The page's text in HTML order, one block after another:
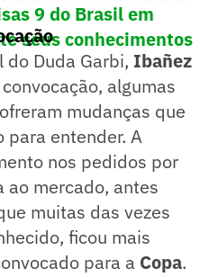
9 do Brasil em
seus conhecimentos
do Duda Garbi, Ibañez
algumas
mudanças que
para entender. A
nos pedidos por
ao mercado, antes
muitas das vezes
ficou mais
para a Copa.